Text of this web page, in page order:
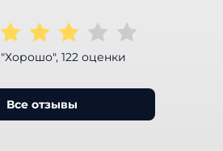
"Хорошо", 122 оценки
Все отзывы